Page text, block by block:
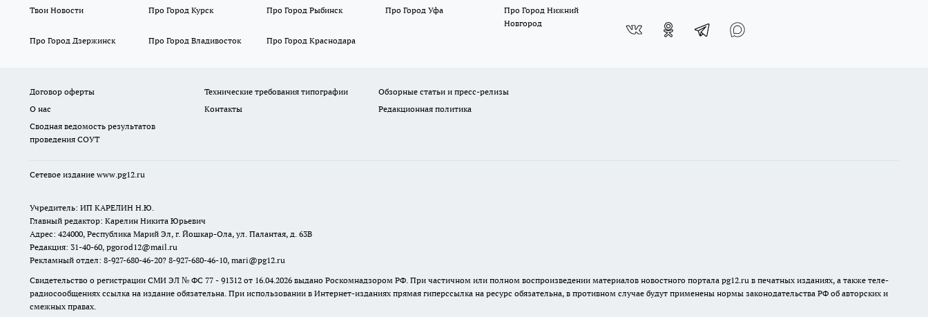
Твои Новости
Про Город Курск Про Город Рыбинск Про Город Уфа
Про Город Нижний
Новгород
Про Город Дзержинск
Про Город Владивосток Про Город Краснодара
Договор оферты Технические требования типографии
Обзорные статьи и пресс-релизы
О нас
Контакты
Редакционная политика
Сводная ведомость результатов
проведения СОУТ
Сетевое издание www.pg12.ru
Учредитель: ИП КАРЕЛИН Н.Ю.
Главный редактор: Карелин Никита Юрьевич
Адрес: 424000, Республика Марий Эл, г. Йошкар-Ола, ул. Палантая, д. 63В
Редакция: 31-40-60, pgorod12@mail.ru
Рекламный отдел: 8-927-680-46-20? 8-927-680-46-10, mari@pg12.ru
Свидетельство о регистрации СМИ ЭЛ № ФС 77 - 91312 от 16.04.2026 выдано Роскомнадзором РФ. При частичном или полном воспроизведении материалов новостного портала pg12.ru в печатных изданиях, а также теле-
радиосообщениях ссылка на издание обязательна. При использовании в Интернет-изданиях прямая гиперссылка на ресурс обязательна, в противном случае будут применены нормы законодательства РФ об авторских и
смежных правах.